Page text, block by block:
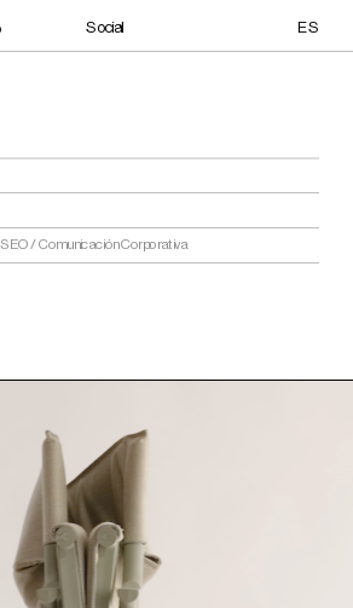
Social ES
/ Comunicación Corporativa